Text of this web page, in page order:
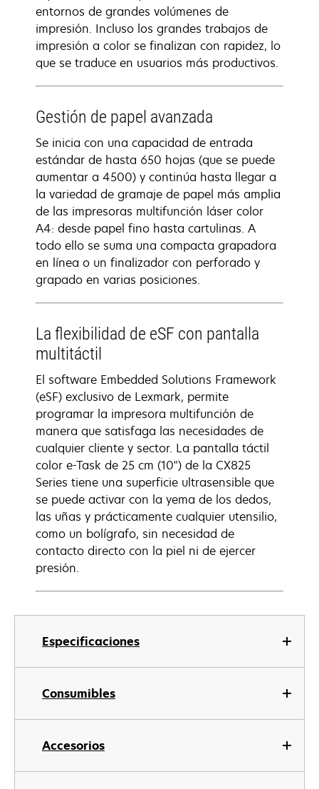
Especificaciones
Consumibles
Accesorios
entornos de grandes volúmenes de
impresión. Incluso los grandes trabajos de
impresión a color se finalizan con rapidez, lo
que se traduce en usuarios más productivos.
Gestión de papel avanzada
Se inicia con una capacidad de entrada
estándar de hasta 650 hojas (que se puede
aumentar a 4500) y continúa hasta llegar a
la variedad de gramaje de papel más amplia
de las impresoras multifunción láser color
A4: desde papel fino hasta cartulinas. A
todo ello se suma una compacta grapadora
en línea o un finalizador con perforado y
grapado en varias posiciones.
La flexibilidad de eSF con pantalla
multitáctil
El software Embedded Solutions Framework
(eSF) exclusivo de Lexmark, permite
programar la impresora multifunción de
manera que satisfaga las necesidades de
cualquier cliente y sector. La pantalla táctil
color e-Task de 25 cm (10") de la CX825
Series tiene una superficie ultrasensible que
se puede activar con la yema de los dedos,
las uñas y prácticamente cualquier utensilio,
como un bolígrafo, sin necesidad de
contacto directo con la piel ni de ejercer
presión.